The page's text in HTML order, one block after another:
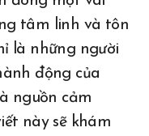
tâm linh và tôn
là những người
động của
nguồn cảm
này sẽ khám